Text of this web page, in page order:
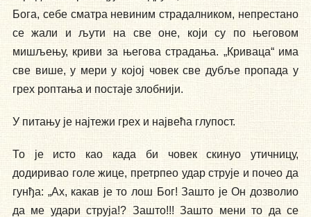
Бога, себе сматра невиним страдалником, непрестано
се жали и љути на све оне, који су по његовом
мишљењу, криви за његова страдања. „Криваца“ има
све више, у мери у којој човек све дубље пропада у
грех роптања и постаје злобнији.
У питању је најтежи грех и највећа глупост.
То је исто као када би човек скинуо утичницу,
додиривао голе жице, претрпео удар струје и почео да
гунђа: „Ах, какав је то лош Бог! Зашто је Он дозволио
да ме удари струја!? Зашто!!! Зашто мени то да се